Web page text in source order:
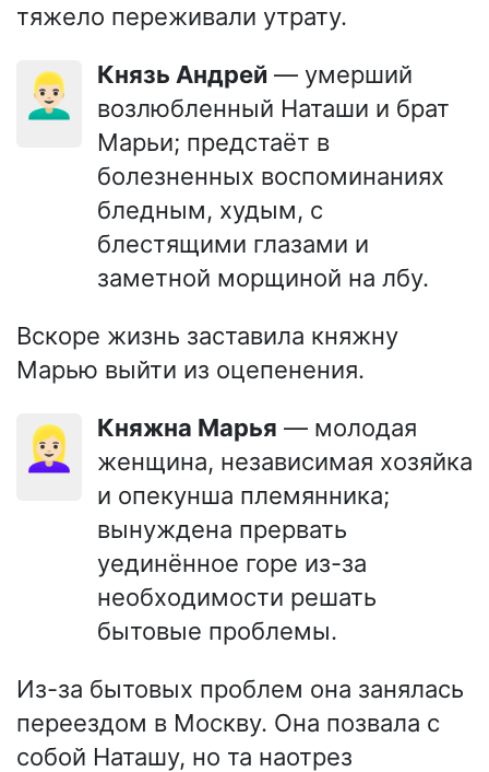
тяжело переживали утрату.
👱🏻‍♂️ Князь Андрей — умерший
возлюбленный Наташи и брат
Марьи; предстаёт в
болезненных воспоминаниях
бледным, худым, с
блестящими глазами и
заметной морщиной на лбу.
Вскоре жизнь заставила княжну
Марью выйти из оцепенения.
👱🏻‍♀️ Княжна Марья — молодая
женщина, независимая хозяйка
и опекунша племянника;
вынуждена прервать
уединённое горе из-за
необходимости решать
бытовые проблемы.
Из-за бытовых проблем она занялась
переездом в Москву. Она позвала с
собой Наташу, но та наотрез